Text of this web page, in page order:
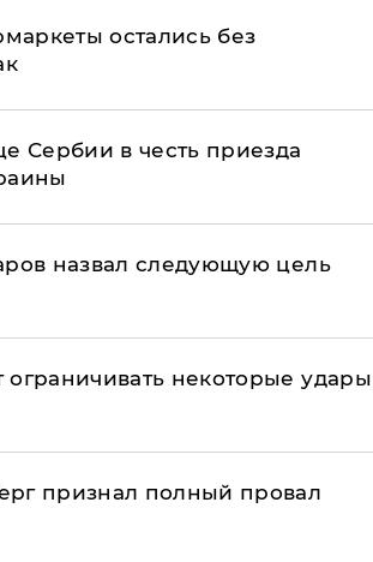
остались без
Сербии в честь приезда
назвал следующую цель
некоторые удары
признал полный провал